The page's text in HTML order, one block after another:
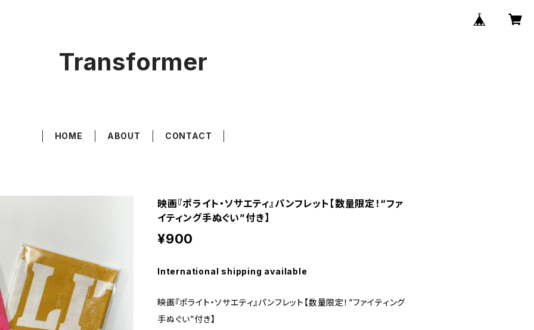
Transformer
HOME ABOUT CONTACT
映画『ポライト・ソサエティ』パンフレット【数量限定！“ファ
イティング手ぬぐい”付き】
¥900
International shipping available
映画『ポライト・ソサエティ』パンフレット【数量限定！“ファイティング
手ぬぐい”付き】